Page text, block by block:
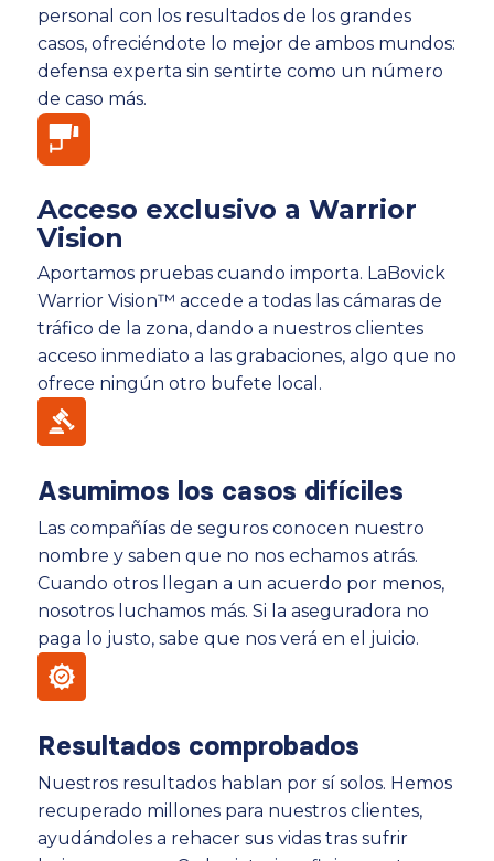
personal con los resultados de los grandes
casos, ofreciéndote lo mejor de ambos mundos:
defensa experta sin sentirte como un número
de caso más.
Acceso exclusivo a Warrior
Vision
Aportamos pruebas cuando importa. LaBovick
Warrior Vision™ accede a todas las cámaras de
tráfico de la zona, dando a nuestros clientes
acceso inmediato a las grabaciones, algo que no
ofrece ningún otro bufete local.
Asumimos los casos difíciles
Las compañías de seguros conocen nuestro
nombre y saben que no nos echamos atrás.
Cuando otros llegan a un acuerdo por menos,
nosotros luchamos más. Si la aseguradora no
paga lo justo, sabe que nos verá en el juicio.
Resultados comprobados
Nuestros resultados hablan por sí solos. Hemos
recuperado millones para nuestros clientes,
ayudándoles a rehacer sus vidas tras sufrir